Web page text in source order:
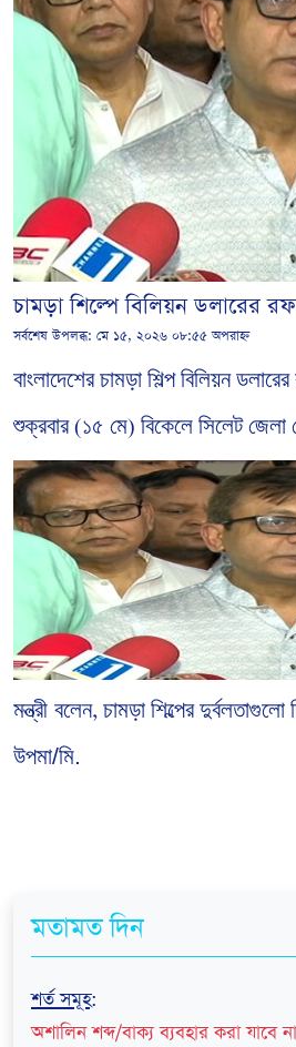
চামড়া শিল্পে বিলিয়ন ডলারের
সর্বশেষ উপলব্ধ: মে ১৫, ২০২৬ ০৮:৫৫ অপরাহ্ন
বাংলাদেশের চামড়া শিল্প বিলিয়ন ডলারের
শুক্রবার(১৫ মে) বিকেলে সিলেট জেলা
মন্ত্রী বলেন, চামড়া শিল্পের দুর্বলতাগুলো
উপমা/মি.
মতামত দিন
শর্ত সমূহ:
অশালিন শব্দ/বাক্য ব্যবহার করা যাবে